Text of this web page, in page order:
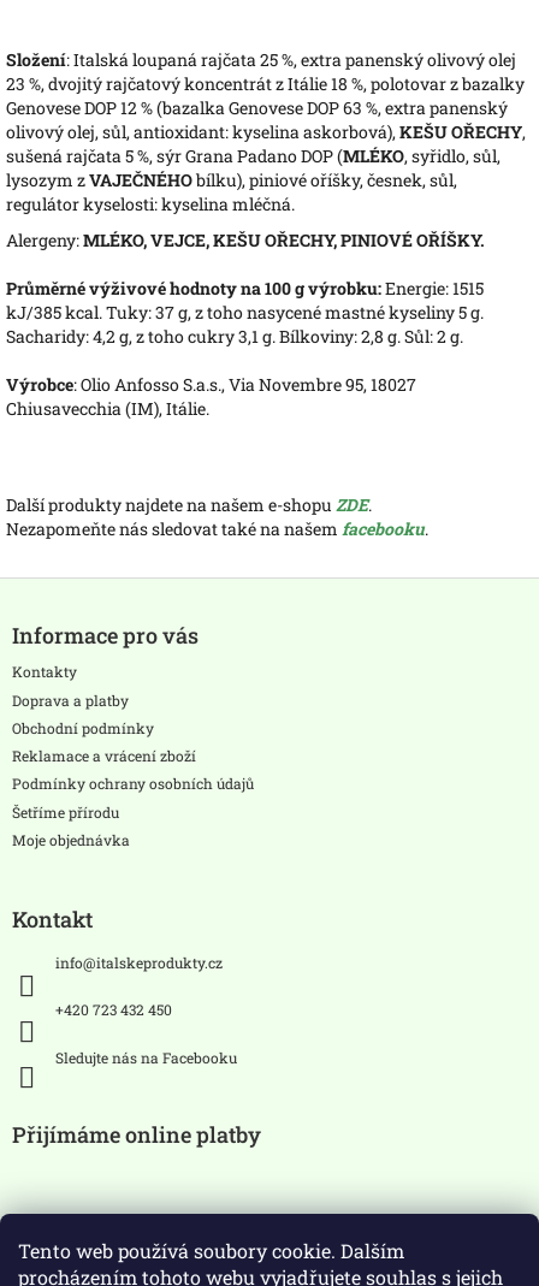
Tento web používá soubory cookie. Dalším
procházením tohoto webu vyjadřujete souhlas s jejich
Složení: Italská loupaná rajčata 25 %, extra panenský olivový olej
23 %, dvojitý rajčatový koncentrát z Itálie 18 %, polotovar z bazalky
Genovese DOP 12 % (bazalka Genovese DOP 63 %, extra panenský
olivový olej, sůl, antioxidant: kyselina askorbová),KEŠU OŘECHY,
sušená rajčata 5 %, sýr Grana Padano DOP (MLÉKO, syřidlo, sůl,
lysozym zVAJEČNÉHObílku), piniové oříšky, česnek, sůl,
regulátor kyselosti: kyselina mléčná.
Alergeny:MLÉKO, VEJCE, KEŠU OŘECHY, PINIOVÉ OŘÍŠKY.
Průměrné výživové hodnoty na 100 g výrobku:Energie: 1515
kJ/385 kcal. Tuky: 37 g, z toho nasycené mastné kyseliny 5 g.
Sacharidy: 4,2 g, z toho cukry 3,1 g. Bílkoviny: 2,8 g. Sůl: 2 g.
Výrobce: Olio Anfosso S.a.s., Via Novembre 95, 18027
Chiusavecchia (IM), Itálie.
Další produkty najdete na našem e-shopu ZDE.
Nezapomeňte nás sledovat také na našem facebooku.
pInformace pro vás
Kontakty
Doprava a platby
Obchodní podmínky
Reklamace a vrácení zboží
Podmínky ochrany osobních údajů
Šetříme přírodu
Moje objednávka
Kontakt
info@italskeprodukty.cz
+420 723 432 450
Sledujte nás na Facebooku
Přijímáme online platby